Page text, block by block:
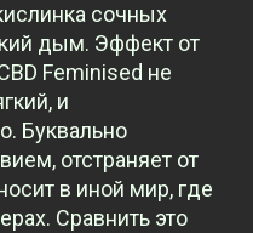
сочных
дым. Эффект от
Feminised не
и
Буквально
отстраняет от
в иной мир, где
Сравнить это